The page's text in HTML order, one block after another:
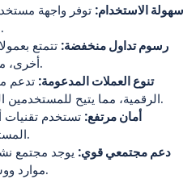
سهولة الاستخدام: توفر واجهة
الجدد التعامل بسهولة معها.
رسوم تداول منخفضة: تتمتع
أخرى، مما يجعلها جذابة للمتداولين.
تنوع العملات المدعومة: تدعم
الرقمية، مما يتيح للمستخدمين القدرة على تنويع محفظتهم.
أمان مرتفع: تستخدم تقنيات
المستخدمين وبياناتهم الشخصية.
دعم مجتمعي قوي: يوجد مجتمع
موارد ووسائل مساعدة للمستثمرين.